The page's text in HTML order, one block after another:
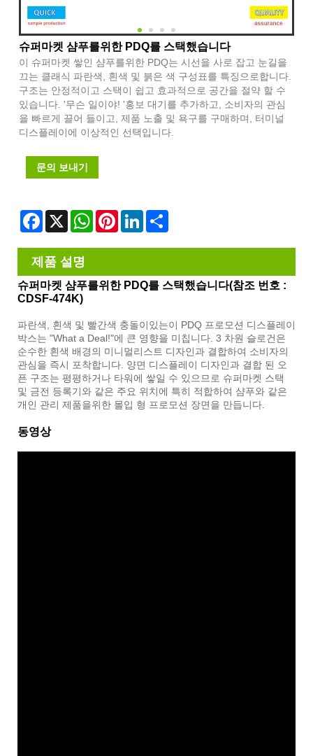
슈퍼마켓 샴푸를위한 PDQ를 스택했습니다
이 슈퍼마켓 쌓인 샴푸를위한 PDQ는 시선을 사로 잡고 눈길을
끄는 클래식 파란색, 흰색 및 붉은 색 구성표를 특징으로합니다.
구조는 안정적이고 스택이 쉽고 효과적으로 공간을 절약 할 수
있습니다. '무슨 일이야! '홍보 대기를 추가하고, 소비자의 관심
을 빠르게 끌어 들이고, 제품 노출 및 욕구를 구매하며, 터미널
디스플레이에 이상적인 선택입니다.
문의 보내기
Facebook
X WhatsAppPinterestLinkedIn
제품 설명
슈퍼마켓 샴푸를위한 PDQ를 스택했습니다(참조 번호 :
CDSF-474K)
파란색, 흰색 및 빨간색 충돌이있는이 PDQ 프로모션 디스플레이
박스는 "What a Deal!"에 큰 영향을 미칩니다. 3 차원 슬로건은
순수한 흰색 배경의 미니멀리스트 디자인과 결합하여 소비자의
관심을 즉시 포착합니다. 양면 디스플레이 디자인과 결합 된 오
픈 구조는 평평하거나 타워에 쌓일 수 있으므로 슈퍼마켓 스택
및 금전 등록기와 같은 주요 위치에 특히 적합하여 샴푸와 같은
개인 관리 제품을위한 몰입 형 프로모션 장면을 만듭니다.
동영상